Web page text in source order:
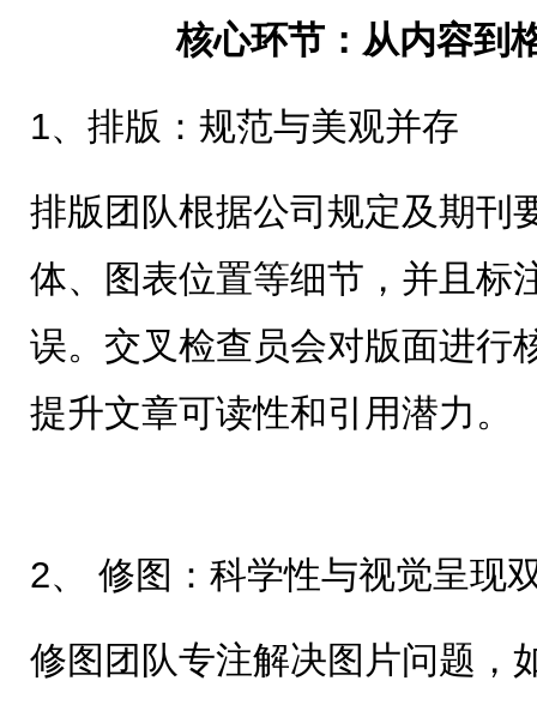
核心环节：从内容到
1、排版：规范与美观并存
排版团队根据公司规定及期刊
体、图表位置等细节，并且标
误。交叉检查员会对版面进行
提升文章可读性和引用潜力。
2、 修图：科学性与视觉呈现
修图团队专注解决图片问题，